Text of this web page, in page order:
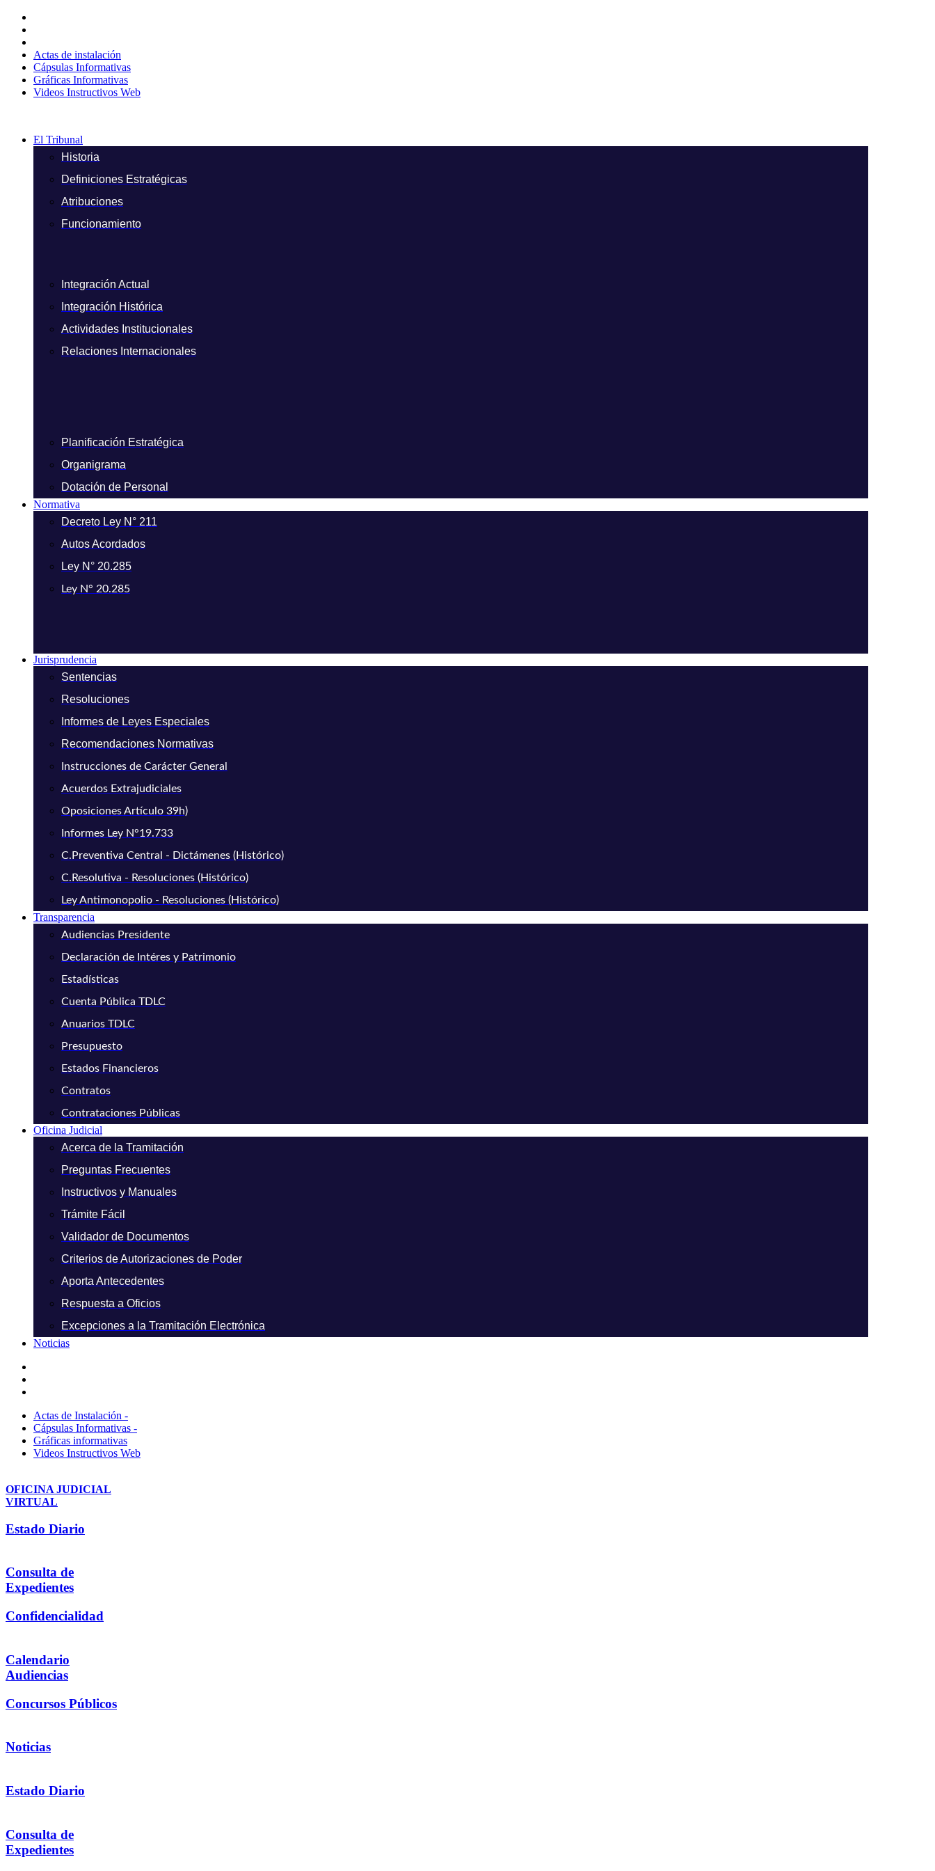
contenido
Actas de instalación
Cápsulas Informativas
Gráficas Informativas
Videos Instructivos Web
El Tribunal
Historia
Definiciones Estratégicas
Atribuciones
Funcionamiento
Integración Actual
Integración Histórica
Actividades Institucionales
Relaciones Internacionales
Planificación Estratégica
Organigrama
Dotación de Personal
Normativa
Decreto Ley N° 211
Autos Acordados
Ley N° 20.285
Ley N° 20.285
Jurisprudencia
Sentencias
Resoluciones
Informes de Leyes Especiales
Recomendaciones Normativas
Instrucciones de Carácter General
Acuerdos Extrajudiciales
Oposiciones Artículo 39h)
Informes Ley N°19.733
C.Preventiva Central - Dictámenes (Histórico)
C.Resolutiva - Resoluciones (Histórico)
Ley Antimonopolio - Resoluciones (Histórico)
Transparencia
Audiencias Presidente
Declaración de Intéres y Patrimonio
Estadísticas
Cuenta Pública TDLC
Anuarios TDLC
Presupuesto
Estados Financieros
Contratos
Contrataciones Públicas
Oficina Judicial
Acerca de la Tramitación
Preguntas Frecuentes
Instructivos y Manuales
Trámite Fácil
Validador de Documentos
Criterios de Autorizaciones de Poder
Aporta Antecedentes
Respuesta a Oficios
Excepciones a la Tramitación Electrónica
Noticias
Actas de Instalación -
Cápsulas Informativas -
Gráficas informativas
Videos Instructivos Web
OFICINA JUDICIAL
VIRTUAL
Estado Diario
Consulta de
Expedientes
Confidencialidad
Calendario
Audiencias
Concursos Públicos
Noticias
Estado Diario
Consulta de
Expedientes